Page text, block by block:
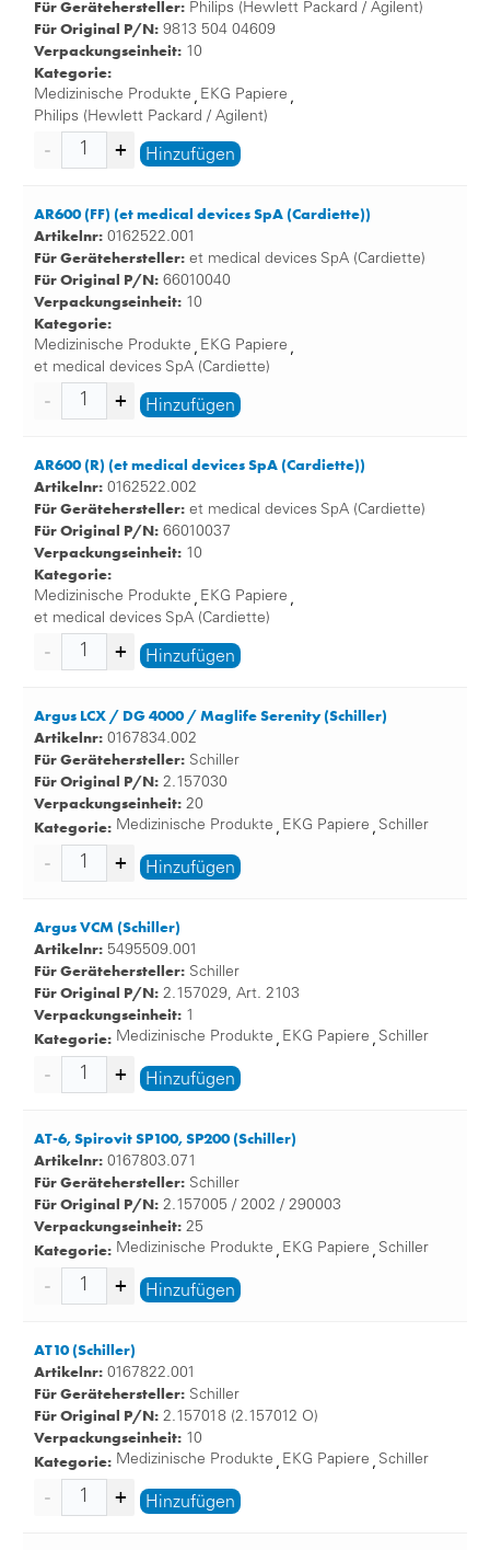
Für Gerätehersteller: Philips (Hewlett Packard / Agilent)
Für Original P/N: 9813 504 04609
Verpackungseinheit: 10
Kategorie:
Medizinische Produkte , EKG Papiere ,
Philips (Hewlett Packard / Agilent)
Hinzufügen
AR600 (FF) (et medical devices SpA (Cardiette))
Artikelnr: 0162522.001
Für Gerätehersteller: et medical devices SpA (Cardiette)
Für Original P/N: 66010040
Verpackungseinheit: 10
Kategorie:
Medizinische Produkte , EKG Papiere ,
et medical devices SpA (Cardiette)
Hinzufügen
AR600 (R) (et medical devices SpA (Cardiette))
Artikelnr: 0162522.002
Für Gerätehersteller: et medical devices SpA (Cardiette)
Für Original P/N: 66010037
Verpackungseinheit: 10
Kategorie:
Medizinische Produkte , EKG Papiere ,
et medical devices SpA (Cardiette)
Hinzufügen
Argus LCX / DG 4000 / Maglife Serenity (Schiller)
Artikelnr: 0167834.002
Für Gerätehersteller: Schiller
Für Original P/N: 2.157030
Verpackungseinheit: 20
Kategorie: Medizinische Produkte , EKG Papiere , Schiller
Hinzufügen
Argus VCM (Schiller)
Artikelnr: 5495509.001
Für Gerätehersteller: Schiller
Für Original P/N: 2.157029, Art. 2103
Verpackungseinheit: 1
Kategorie: Medizinische Produkte , EKG Papiere , Schiller
Hinzufügen
AT-6, Spirovit SP100, SP200 (Schiller)
Artikelnr: 0167803.071
Für Gerätehersteller: Schiller
Für Original P/N: 2.157005 / 2002 / 290003
Verpackungseinheit: 25
Kategorie: Medizinische Produkte , EKG Papiere , Schiller
Hinzufügen
AT10 (Schiller)
Artikelnr: 0167822.001
Für Gerätehersteller: Schiller
Für Original P/N: 2.157018 (2.157012 O)
Verpackungseinheit: 10
Kategorie: Medizinische Produkte , EKG Papiere , Schiller
Hinzufügen